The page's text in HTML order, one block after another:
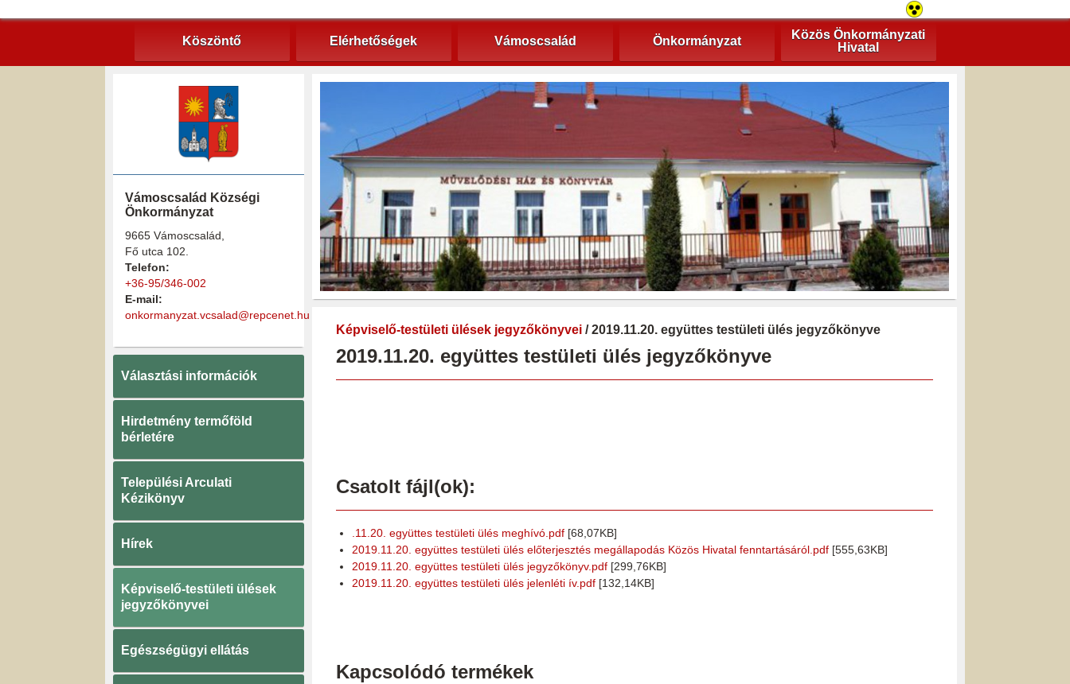
Köszöntő Elérhetőségek Vámoscsalád Önkormányzat
Közös Önkormányzati
Hivatal
Vámoscsalád Községi
Önkormányzat
9665 Vámoscsalád,
Fő utca 102.
Telefon:
+36-95/346-002
E-mail:
onkormanyzat.vcsalad@repcenet.hu
Választási információk
Hirdetmény termőföld
bérletére
Települési Arculati
Kézikönyv
Hírek
Képviselő-testületi ülések
jegyzőkönyvei
Egészségügyi ellátás
Képviselő-testületi ülések jegyzőkönyvei / 2019.11.20. együttes testületi ülés jegyzőkönyve
2019.11.20. együttes testületi ülés jegyzőkönyve
Csatolt fájl(ok):
.11.20. együttes testületi ülés meghívó.pdf [68,07KB]
2019.11.20. együttes testületi ülés előterjesztés megállapodás Közös Hivatal fenntartásáról.pdf [555,63KB]
2019.11.20. együttes testületi ülés jegyzőkönyv.pdf [299,76KB]
2019.11.20. együttes testületi ülés jelenléti ív.pdf [132,14KB]
Kapcsolódó termékek